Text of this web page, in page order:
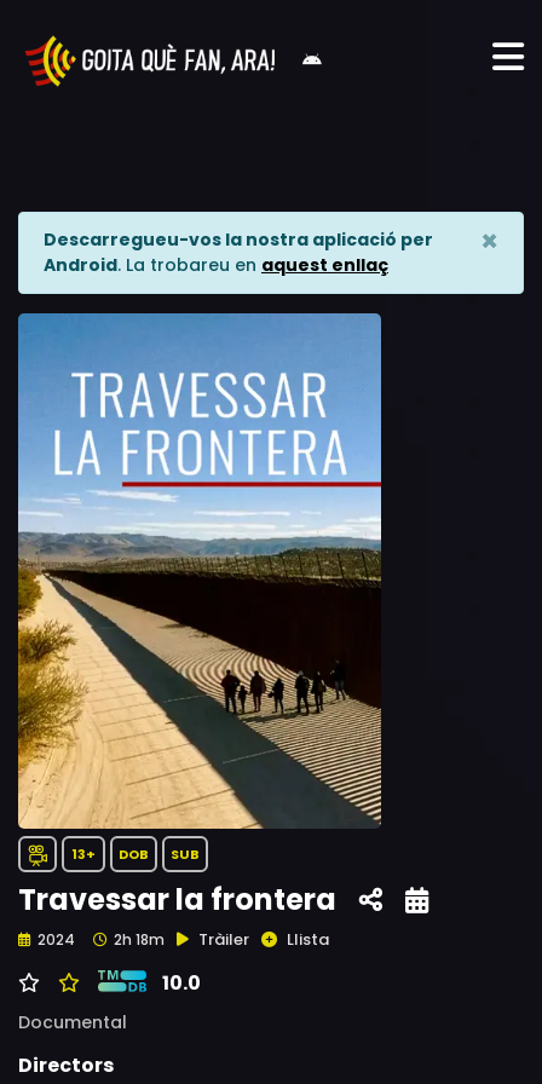
Descarregueu-vos la nostra aplicació per
Android. La trobareu en aquest enllaç
×
13+ DOB SUB
Travessar la frontera
2024 2h 18m Tràiler Llista
10.0
Documental
Directors